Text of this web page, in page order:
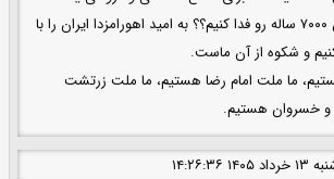
یک سرزمین یک تمدن ۷۰۰۰ ساله رو فدا کنیم؟؟ به امید اهورامزدا ایران را با
و شکوه از آن ماست.
ما ملت امام رضا هستیم، ما ملت زرتشت
و خسروان هستیم.
۱۴:۲۶:۳۶